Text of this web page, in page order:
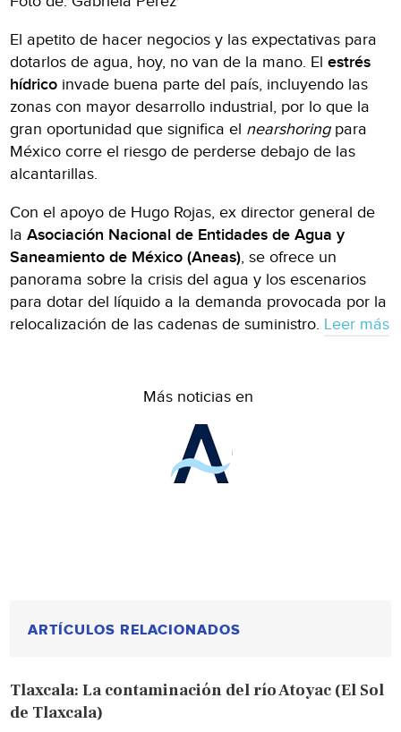
El apetito de hacer negocios y las expectativas para
dotarlos de agua, hoy, no van de la mano. Elestrés
hídrico invade buena parte del país, incluyendo las
zonas con mayor desarrollo industrial, por lo que la
gran oportunidad que significa el nearshoringpara
México corre el riesgo de perderse debajo de las
alcantarillas.
Con el apoyo de Hugo Rojas, ex director general de
laAsociación Nacional de Entidades de Agua y
Saneamiento de México (Aneas), se ofrece un
panorama sobre la crisis del agua y los escenarios
para dotar del líquido a la demanda provocada por la
relocalización de las cadenas de suministro. Leer más
Más noticias en
ARTÍCULOS RELACIONADOS
Tlaxcala: La contaminación del río Atoyac (El Sol
de Tlaxcala)